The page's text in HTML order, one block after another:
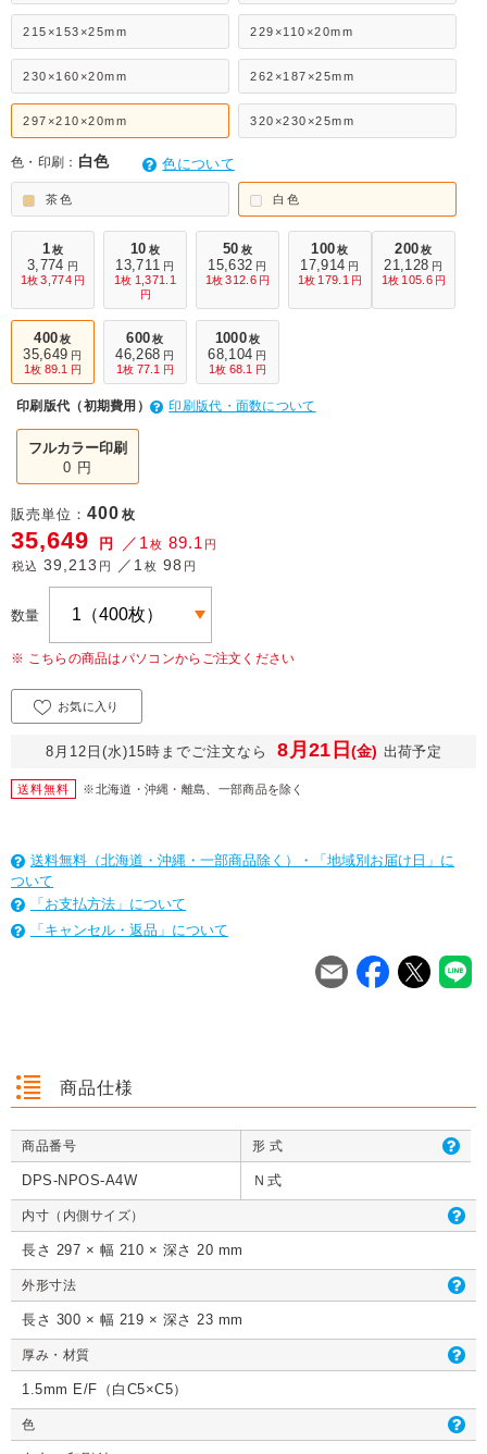
215×153×25mm 229×110×20mm
230×160×20mm 262×187×25mm
297×210×20mm 320×230×25mm
色・印刷： 白色 色について
茶色 白色
1枚
3,774 円
1枚 3,774 円
10 枚
13,711 円
1枚 1,371.1
円
50 枚
15,632 円
1枚 312.6 円
100 枚
17,914 円
1枚 179.1 円
200 枚
21,128 円
1枚 105.6 円
400 枚
35,649 円
1枚 89.1 円
600 枚
46,268 円
1枚 77.1 円
1000枚
68,104 円
1枚 68.1 円
印刷版代（初期費用） 印刷版代・面数について
フルカラー印刷
0 円
販売単位： 400 枚
35,649 円 ／1 枚 89.1 円
税込 39,213 円 ／1 枚 98 円
数量
※ こちらの商品はパソコンからご注文ください
8月12日(水)15時までご注文なら 8月21日 (金) 出荷予定
お気に入り
送料無料 ※北海道・沖縄・離島、一部商品を除く
送料無料（北海道・沖縄・一部商品除く）・「地域別お届け日」に
ついて
「お支払方法」について
「キャンセル・返品」について
クッション封筒（ネ
コポス最大）※A4
不可
1枚 21.1円～
詳しくみる
【広告入】宅配120
サイズ 段ボール箱
（高さ3段階変更可
価格※
詳しくみる
【宅配80サイズ】定
04）
詳しくみる
【広告入
1枚 40.4
詳し
クッション封筒（ネ
コポス最大）※A4
不可
1枚 21.1円～
詳しくみる
【広告入】宅配60サ
詳しくみる 詳しくみる
04）
1枚 71.9
詳し
クッション封筒（ネ
不可
1枚 21.1円～
詳しくみる
【広告入】宅配60サ
1枚 40.4
詳し
商品仕様
商品番号 形 式
DPS-NPOS-A4W Ｎ式
内寸（内側サイズ）
長さ 297 × 幅 210 × 深さ 20 mm
外形寸法
長さ 300 × 幅 219 × 深さ 23 mm
厚み・材質
1.5mm E/F（白C5×C5）
色